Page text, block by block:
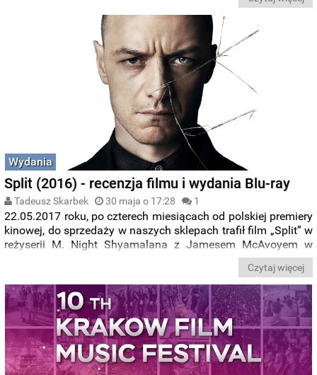
Wydania
Split (2016) - recenzja filmu i wydania Blu-ray
Tadeusz Skarbek 30 maja o 17:28 1
22.05.2017 roku, po czterech miesiącach od polskiej premiery
kinowej, do sprzedaży w naszych sklepach trafił film „Split” w
reżyserii M. Night Shyamalana z Jamesem McAvoyem w
głównej roli. Tytuł ten ukazał się na płytach DVD i Blu-ray.
Dziś zapraszamy Was do zapoznania się z recenzją wydania
na niebieskim krążku.
Czytaj więcej